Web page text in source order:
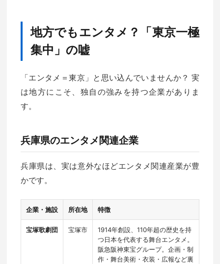
地方でもエンタメ？「東京一極
集中」の嘘
「エンタメ＝東京」と思い込んでいませんか？ 実
は地方にこそ、独自の強みを持つ企業がありま
す。
兵庫県のエンタメ関連企業
兵庫県は、実は意外なほどエンタメ関連産業が豊
かです。
企業・施設 所在地 特徴
宝塚歌劇団 宝塚市
1914年創設、110年超の歴史を持
つ日本を代表する舞台エンタメ。
阪急阪神東宝グループ。企画・制
作・舞台美術・衣装・広報など裏